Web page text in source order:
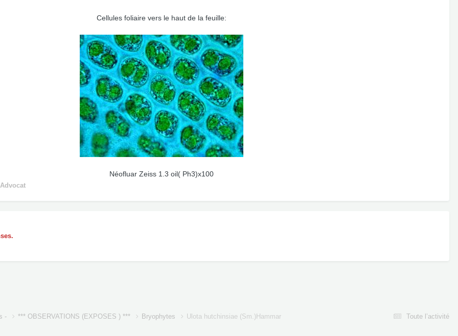
Cellules foliaire vers le haut de la feuille:
Néofluar Zeiss 1.3 oil( Ph3)x100
Toute l’activité
- *** OBSERVATIONS (EXPOSES ) *** Bryophytes Ulota hutchinsiae (Sm.)Hammar